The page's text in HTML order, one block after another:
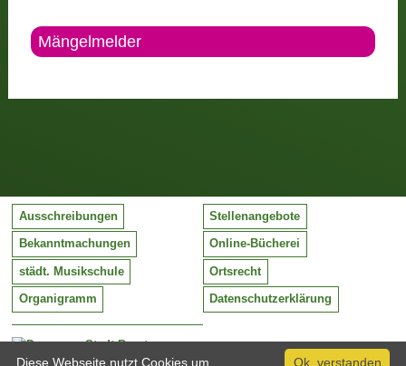
Mängelmelder
Stadt Barntrup
Mittelstraße 38
Ausschreibungen Stellenangebote
Bekanntmachungen Online-Bücherei
städt. Musikschule Ortsrecht
Organigramm Datenschutzerklärung
Ok, verstanden
Diese Webseite nutzt Cookies um